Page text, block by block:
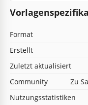
Format
Erstellt
Zuletzt aktualisiert
Community
Zu
Nutzungsstatistiken